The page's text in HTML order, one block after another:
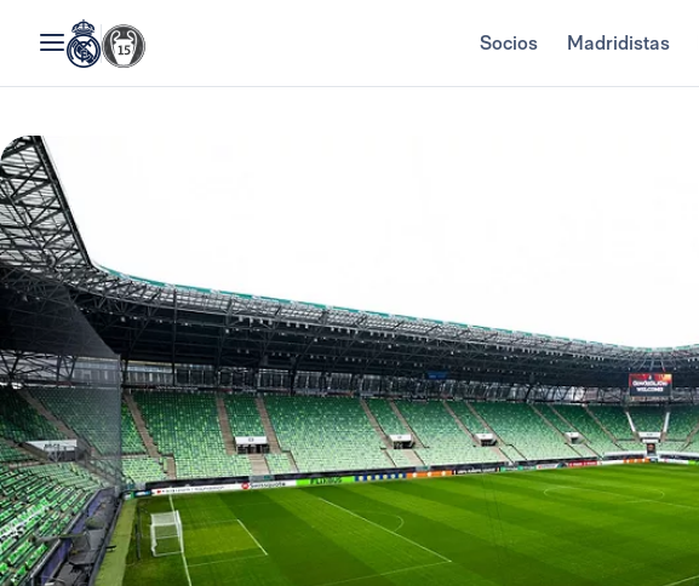
Socios Madridistas